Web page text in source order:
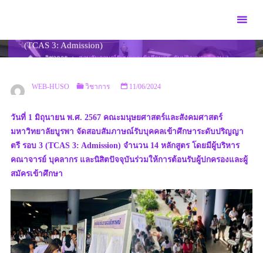
(TCAS 3: Admission)
HOMEวิชาการ
สอบสัมภาษณ์รับบุคคลเข้าศึกษาระดับปริญญาตรี รอบ 3
WEB-HUSO วิชาการ 11/06/2024
วันที่ 1 มิถุนายน พ.ศ. 2567 คณะมนุษยศาสตร์และสังคมศาสตร์
มหาวิทยาลัยบูรพา จัดสอบสัมภาษณ์รับบุคคลเข้าศึกษาระดับปริญญา
ตรี รอบ 3 (TCAS 3: Admission) จำนวน 14 หลักสูตร โดยมีผู้บริหาร
คณาจารย์ บุคลากร และนิสิตปัจจุบันร่วมให้การต้อนรับผู้ปกครองและผู้
สมัครเข้าศึกษา